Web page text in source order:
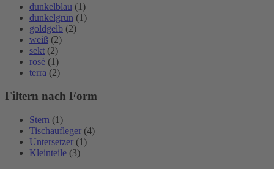
dunkelblau (1)
dunkelgrün (1)
goldgelb (2)
weiß (2)
sekt (2)
rosè (1)
terra (2)
Filtern nach Form
Stern (1)
Tischaufleger (4)
Untersetzer (1)
Kleinteile (3)